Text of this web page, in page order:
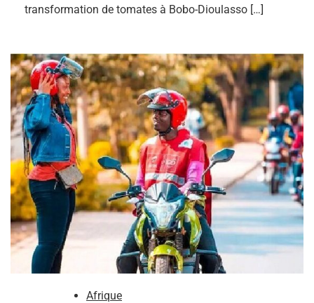
transformation de tomates à Bobo-Dioulasso […]
Afrique